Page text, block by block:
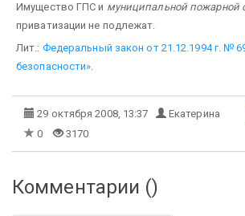
Имущество ГПС и муниципальной пожарной
приватизации не подлежат.
Лит.: Федеральный закон от 21.12.1994 г. №
безопасности».
29 октября 2008, 13:37 Екатерина
0 3170
Комментарии ()